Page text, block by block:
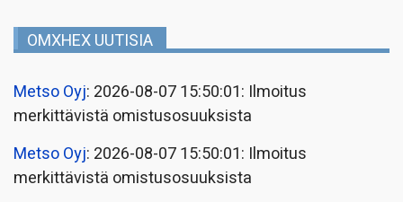
OMXHEX UUTISIA
Metso Oyj: 2026-08-07 15:50:01: Ilmoitus
merkittävistä omistusosuuksista
Metso Oyj: 2026-08-07 15:50:01: Ilmoitus
merkittävistä omistusosuuksista